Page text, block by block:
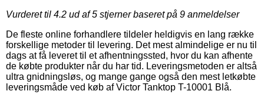
Vurderet til 4.2 ud af 5 stjerner baseret på 9 anmeldelser
De fleste online forhandlere tildeler heldigvis en lang række
forskellige metoder til levering. Det mest almindelige er nu til
dags at få leveret til et afhentningssted, hvor du kan afhente
de købte produkter når du har tid. Leveringsmetoden er altså
ultra gnidningsløs, og mange gange også den mest letkøbte
leveringsmåde ved køb af Victor Tanktop T-10001 Blå.